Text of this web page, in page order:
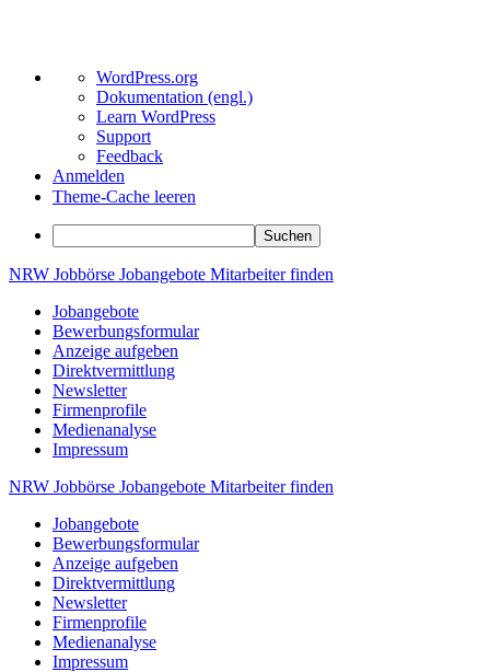
Über
WordPress
WordPress.org
Dokumentation (engl.)
Learn WordPress
Support
Feedback
Anmelden
Theme-Cache leeren
Suchen
Zum
springen
NRW Jobbörse Jobangebote Mitarbeiterfinden
Jobangebote
Bewerbungsformular
Anzeige aufgeben
Direktvermittlung
Newsletter
Firmenprofile
Medienanalyse
Impressum
NRW Jobbörse Jobangebote Mitarbeiterfinden
Jobangebote
Bewerbungsformular
Anzeige aufgeben
Direktvermittlung
Newsletter
Firmenprofile
Medienanalyse
Impressum